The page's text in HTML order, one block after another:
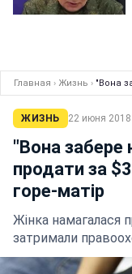
Главная › Жизнь › "Вона
ЖИЗНЬ 22 июня 2018
"Вона забере
продати за
горе-матір
Жінка намагалася
затримали